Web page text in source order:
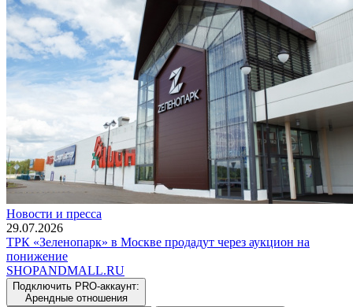
Новости и пресса
29.07.2026
ТРК «Зеленопарк» в Москве продадут через аукцион на
понижение
SHOPANDMALL.RU
Подключить PRO-аккаунт:
Арендные отношения